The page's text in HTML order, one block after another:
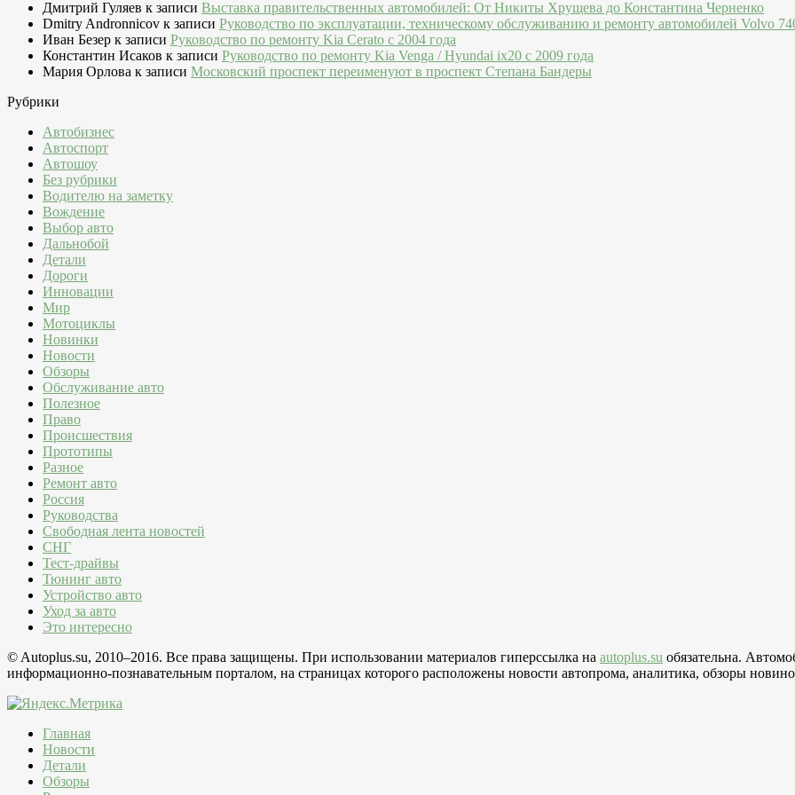
Дмитрий Гуляев к записи Выставка правительственных автомобилей: От Никиты Хрущева до Константина Черненко
Dmitry Andronnicov к записи Руководство по эксплуатации, техническому обслуживанию и ремонту автомобилей Volvo
Иван Безер к записи Руководство по ремонту Kia Cerato c 2004 года
Константин Исаков к записи Руководство по ремонту Kia Venga / Hyundai ix20 c 2009 года
Мария Орлова к записи Московский проспект переименуют в проспект Степана Бандеры
Рубрики
Автобизнес
Автоспорт
Автошоу
Без рубрики
Водителю на заметку
Вождение
Выбор авто
Дальнобой
Детали
Дороги
Инновации
Мир
Мотоциклы
Новинки
Новости
Обзоры
Обслуживание авто
Полезное
Право
Происшествия
Прототипы
Разное
Ремонт авто
Россия
Руководства
Свободная лента новостей
СНГ
Тест-драйвы
Тюнинг авто
Устройство авто
Уход за авто
Это интересно
© Autoplus.su, 2010–2016. Все права защищены. При использовании материалов гиперссылка на autoplus.su обязательна.
информационно-познавательным порталом, на страницах которого расположены новости автопрома, аналитика, обзоры
Главная
Новости
Детали
Обзоры